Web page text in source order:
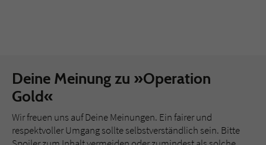
Deine Meinung zu »Operation
Gold«
Wir freuen uns auf Deine Meinungen. Ein fairer und
respektvoller Umgang sollte selbstverständlich sein. Bitte